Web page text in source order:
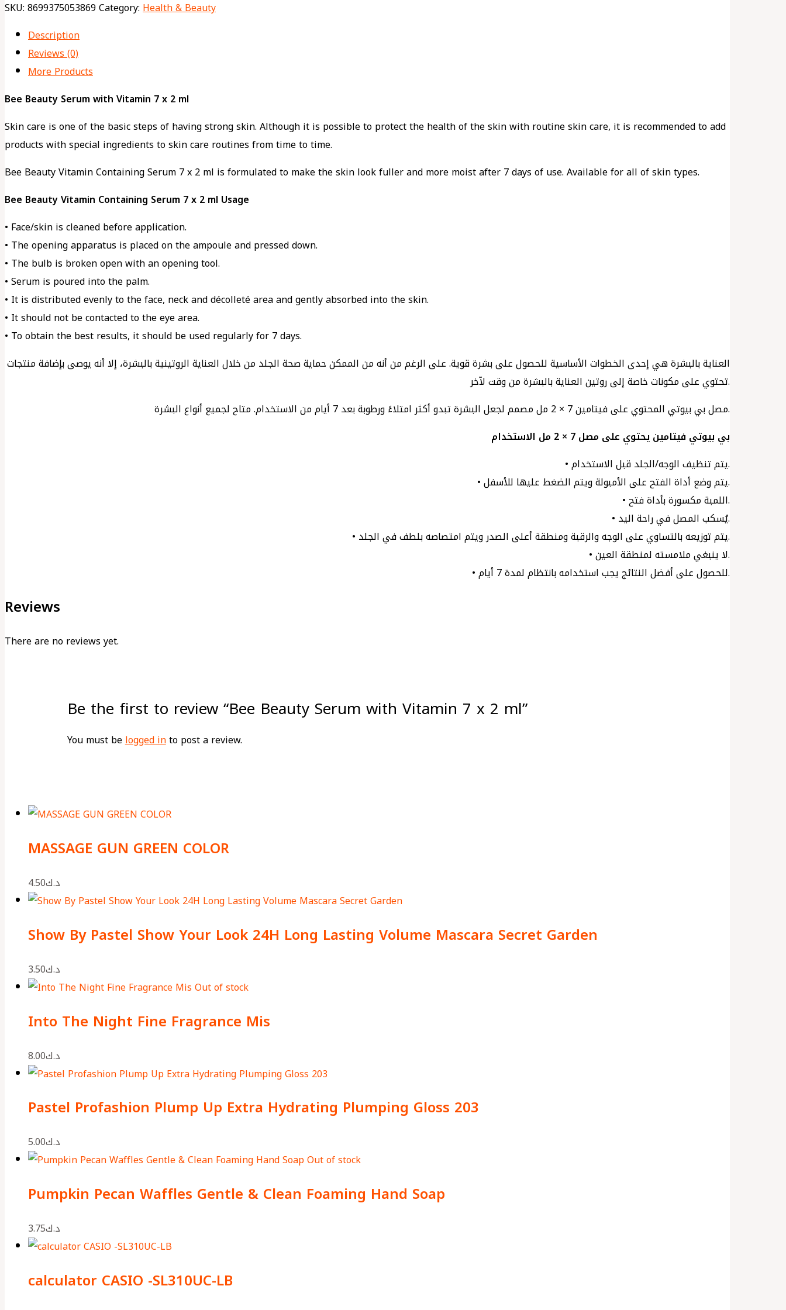
SKU:8699375053869Category:Health & Beauty
Description
Reviews (0)
More Products
Bee Beauty Serum with Vitamin 7 x 2 ml
Skin care is one of the basic steps of having strong skin. Although it is possible to protect the health of the skin with routine skin care, it is recommended to add
products with special ingredients to skin care routines from time to time.
Bee Beauty Vitamin Containing Serum 7 x 2 ml is formulated to make the skin look fuller and more moist after 7 days of use. Available for all of skin types.
Bee Beauty Vitamin Containing Serum 7 x 2 ml Usage
• Face/skin is cleaned before application.
• The opening apparatus is placed on the ampoule and pressed down.
• The bulb is broken open with an opening tool.
• Serum is poured into the palm.
• It is distributed evenly to the face, neck and décolleté area and gently absorbed into the skin.
• It should not be contacted to the eye area.
• To obtain the best results, it should be used regularly for 7 days.
العناية بالبشرة هي إحدى الخطوات الأساسية للحصول على بشرة قوية. على الرغم من أنه من الممكن حماية صحة الجلد من خلال العناية الروتينية بالبشرة، إلا أنه يوصى بإضافة منتجات
تحتوي على مكونات خاصة إلى روتين العناية بالبشرة من وقت لآخر.
مصل بي بيوتي المحتوي على فيتامين 7 × 2 مل مصمم لجعل البشرة تبدو أكثر امتلاءً ورطوبة بعد 7 أيام من الاستخدام. متاح لجميع أنواع البشرة.
بي بيوتي فيتامين يحتوي على مصل 7 × 2 مل الاستخدام
• يتم تنظيف الوجه/الجلد قبل الاستخدام.
• يتم وضع أداة الفتح على الأمبولة ويتم الضغط عليها للأسفل.
• اللمبة مكسورة بأداة فتح.
• يُسكب المصل في راحة اليد.
• يتم توزيعه بالتساوي على الوجه والرقبة ومنطقة أعلى الصدر ويتم امتصاصه بلطف في الجلد.
• لا ينبغي ملامسته لمنطقة العين.
• للحصول على أفضل النتائج يجب استخدامه بانتظام لمدة 7 أيام.
Reviews
There are no reviews yet.
Be the first to review “Bee Beauty Serum with Vitamin 7 x 2 ml”
You must belogged into post a review.
MASSAGE GUN GREEN COLOR
د.ك4.50
Show By Pastel Show Your Look 24H Long Lasting Volume Mascara Secret Garden
د.ك3.50
Out of stock
Into The Night Fine Fragrance Mis
د.ك8.00
Pastel Profashion Plump Up Extra Hydrating Plumping Gloss 203
د.ك5.00
Out of stock
Pumpkin Pecan Waffles Gentle & Clean Foaming Hand Soap
د.ك3.75
calculator CASIO -SL310UC-LB